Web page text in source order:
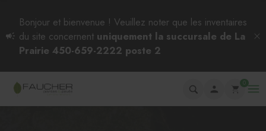
Bonjour et bienvenue ! Veuillez noter que les inventaires
du site concernent uniquement la succursale de La
Prairie 450-659-2222 poste 2